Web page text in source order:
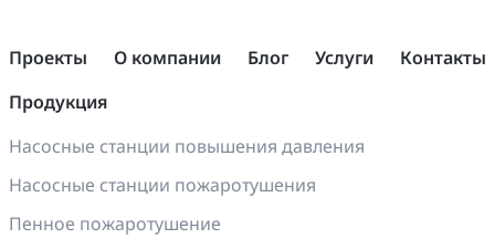
Проекты О компании Блог Услуги
Контакты
Продукция
Насосные станции повышения давления
Насосные станции пожаротушения
Пенное пожаротушение